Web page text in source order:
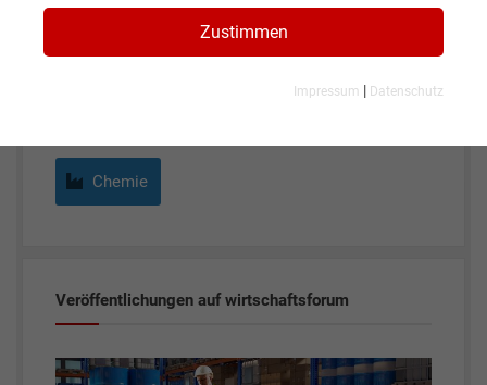
CEDA Chemicals GmbH
Chemie
Veröffentlichungen auf wirtschaftsforum
Zustimmen
Impressum | Datenschutz